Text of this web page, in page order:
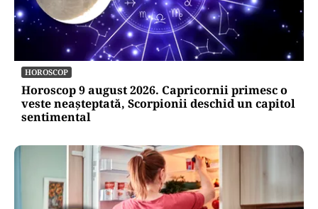
HOROSCOP
Horoscop 9 august 2026. Capricornii primesc o
veste neașteptată, Scorpionii deschid un capitol
sentimental